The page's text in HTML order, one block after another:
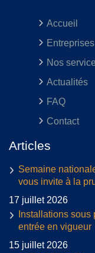
Accueil
Entreprises
Nos
Actualités
FAQ
Contact
Articles
Semaine
vous invite à la
17 juillet 2026
Installations
entrée en vigueur
15 juillet 2026